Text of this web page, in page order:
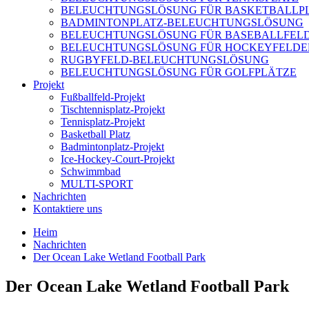
BELEUCHTUNGSLÖSUNG FÜR
BADMINTONPLATZ-BELEUCHTUNGSLÖSUNG
BELEUCHTUNGSLÖSUNG FÜR
BELEUCHTUNGSLÖSUNG FÜR
RUGBYFELD-BELEUCHTUNGSLÖSUNG
BELEUCHTUNGSLÖSUNG FÜR GOLFPLÄTZE
Projekt
Fußballfeld-Projekt
Tischtennisplatz-Projekt
Tennisplatz-Projekt
Basketball Platz
Badmintonplatz-Projekt
Ice-Hockey-Court-Projekt
Schwimmbad
MULTI-SPORT
Nachrichten
Kontaktiere uns
Heim
Nachrichten
Der Ocean Lake Wetland Football Park
Der Ocean Lake Wetland Football Park